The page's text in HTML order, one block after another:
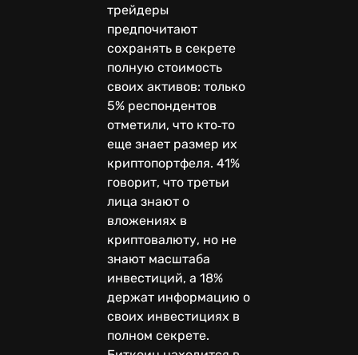
трейдеры
предпочитают
сохранять в секрете
полную стоимость
своих активов: только
5% респондентов
отметили, что кто‑то
еще знает размер их
криптопортфеля. 41%
говорит, что третьи
лица знают о
вложениях в
криптовалюту, но не
знают масштаба
инвестиций, а 18%
держат информацию о
своих инвестициях в
полном секрете.